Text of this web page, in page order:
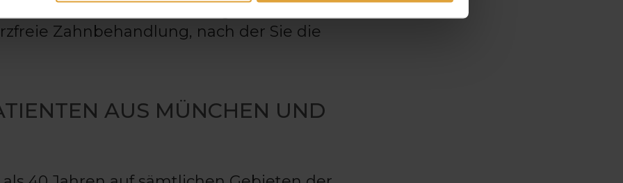
schonenden anästhesiologischen Verfahren
Zahnbehandlung, nach der Sie die
AUS MÜNCHEN UND